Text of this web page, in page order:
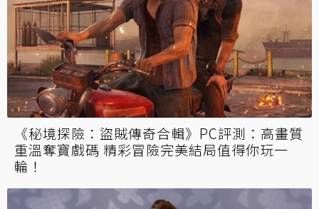
《秘境探險：盜賊傳奇合輯》PC評測：高畫質
重溫奪寶戲碼 精彩冒險完美結局值得你玩一
輪！